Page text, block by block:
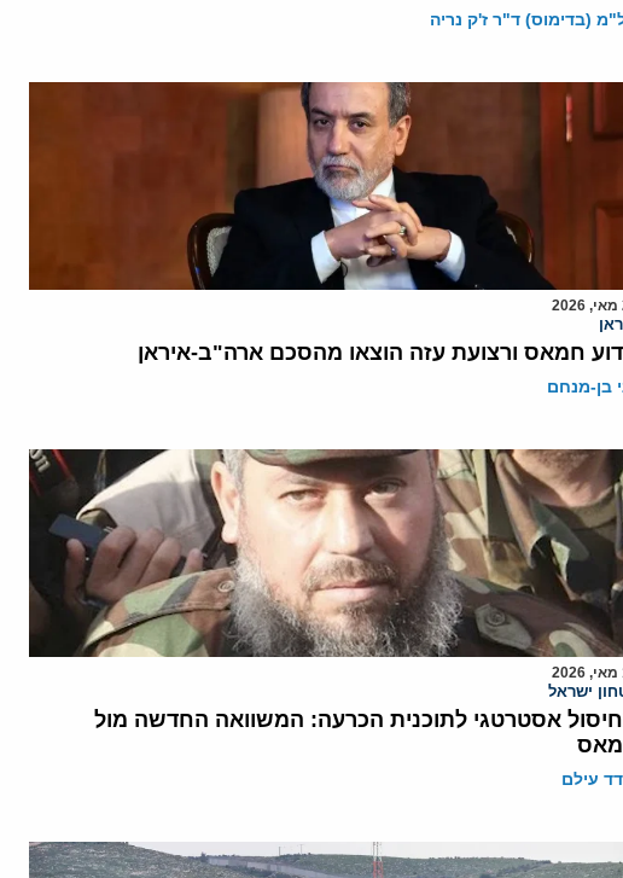
(בדימוס) ד"ר ז'ק נריה
חמאס ורצועת עזה הוצאו מהסכם ארה"ב-איראן
בן-מנחם
ישראל
אסטרטגי לתוכנית הכרעה: המשוואה החדשה מול
עילם